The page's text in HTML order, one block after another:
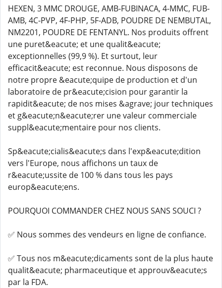
HEXEN, 3 MMC DROUGE, AMB-FUBINACA, 4-MMC, FUB-
AMB, 4C-PVP, 4F-PHP, 5F-ADB, POUDRE DE NEMBUTAL,
NM2201, POUDRE DE FENTANYL. Nos produits offrent
une puret&eacute; et une qualit&eacute;
exceptionnelles (99,9 %). Et surtout, leur
efficacit&eacute; est reconnue. Nous disposons de
notre propre &eacute;quipe de production et d'un
laboratoire de pr&eacute;cision pour garantir la
rapidit&eacute; de nos mises &agrave; jour techniques
et g&eacute;n&eacute;rer une valeur commerciale
suppl&eacute;mentaire pour nos clients.
Sp&eacute;cialis&eacute;s dans l'exp&eacute;dition
vers l'Europe, nous affichons un taux de
r&eacute;ussite de 100 % dans tous les pays
europ&eacute;ens.
POURQUOI COMMANDER CHEZ NOUS SANS SOUCI ?
✅ Nous sommes des vendeurs en ligne de confiance.
✅ Tous nos m&eacute;dicaments sont de la plus haute
qualit&eacute; pharmaceutique et approuv&eacute;s
par la FDA.